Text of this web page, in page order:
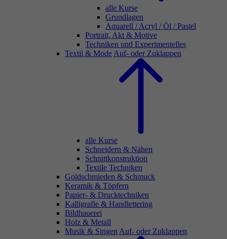
alle Kurse
Grundlagen
Aquarell / Acryl / Öl / Pastel
Portrait, Akt & Motive
Techniken und Experimentelles
Textil & Mode Auf- oder Zuklappen
alle Kurse
Schneidern & Nähen
Schnittkonstruktion
Textile Techniken
Goldschmieden & Schmuck
Keramik & Töpfern
Papier- & Drucktechniken
Kalligrafie & Handlettering
Bildhauerei
Holz & Metall
Musik & Singen Auf- oder Zuklappen